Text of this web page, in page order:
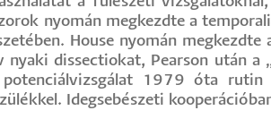
nyomán megkezdte a
House nyomán
nyaki dissectiokat, Pearson után a
1979 óta rutin
Idegsebészeti